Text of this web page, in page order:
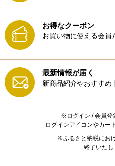
お得なクーポン
お買い物に使える会員
最新情報が届く
新商品紹介やおすすめ
※ログイン / 会員登
ログインアイコンやカー
※ふるさと納税にお
終了いたし